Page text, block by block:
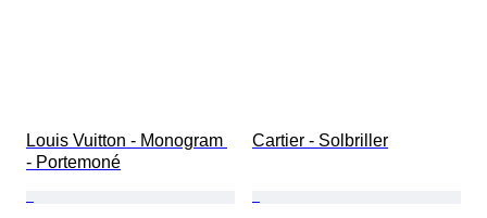
Louis Vuitton - Monogram
- Portemoné
Cartier - Solbriller